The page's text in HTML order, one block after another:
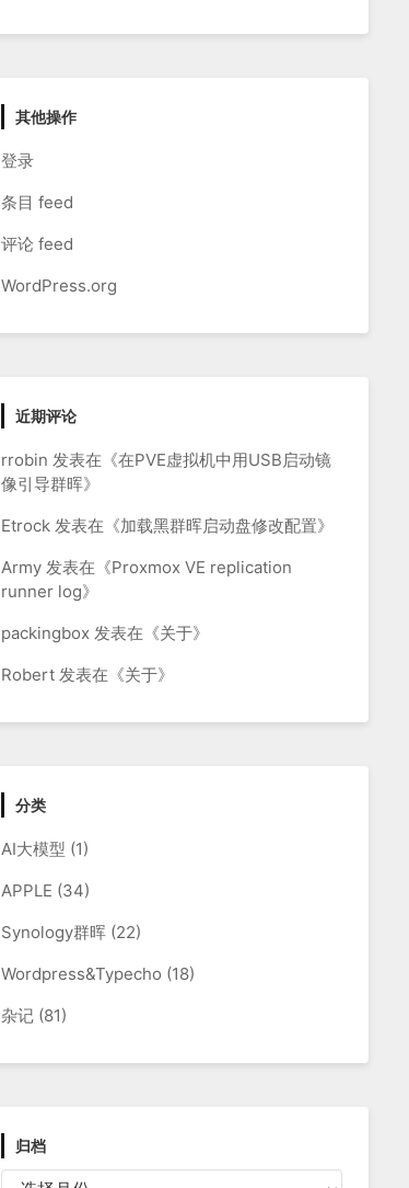
其他操作
登录
条目 feed
评论 feed
WordPress.org
近期评论
rrobin 发表在《在PVE虚拟机中用USB启动镜
像引导群晖》
Etrock 发表在《加载黑群晖启动盘修改配置》
Army 发表在《Proxmox VE replication
runner log》
packingbox 发表在《关于》
Robert 发表在《关于》
分类
AI大模型 (1)
APPLE (34)
Synology群晖 (22)
Wordpress&Typecho (18)
杂记 (81)
归档